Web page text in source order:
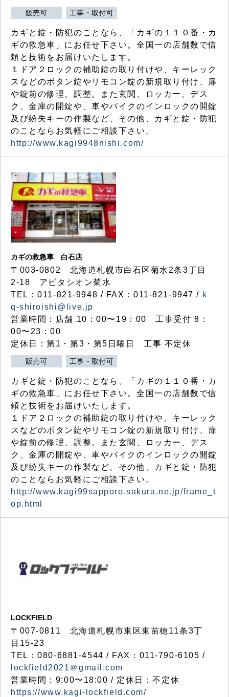
販売可 工事・取付可
カギと錠・防犯のことなら、「カギの１１０番・カ
ギの救急車」にお任せ下さい。全国一の店舗数で信
頼と技術をお届けいたします。
１ドア２ロックの補助錠の取り付けや、キーレック
スなどのボタン錠やリモコン錠の新規取り付け、扉
や錠前の修理、調整。また玄関、ロッカー、デス
ク、金庫の開錠や、車やバイクのインロックの開錠
及び紛失キーの作製など、その他、カギと錠・防犯
のことならお気軽にご相談下さい。
http://www.kagi9948nishi.com/
カギの救急車 白石店
〒003-0802 北海道札幌市白石区菊水2条3丁目
2-18 アビタシオン菊水
TEL：011-821-9948 / FAX：011-821-9947 / k
q-shiroishi@live.jp
営業時間：店舗 10：00〜19：00 工事受付 8：
00〜23：00
定休日：第1・第3・第5日曜日 工事 不定休
販売可 工事・取付可
カギと錠・防犯のことなら、「カギの１１０番・カ
ギの救急車」にお任せ下さい。全国一の店舗数で信
頼と技術をお届けいたします。
１ドア２ロックの補助錠の取り付けや、キーレック
スなどのボタン錠やリモコン錠の新規取り付け、扉
や錠前の修理、調整。また玄関、ロッカー、デス
ク、金庫の開錠や、車やバイクのインロックの開錠
及び紛失キーの作製など、その他、カギと錠・防犯
のことならお気軽にご相談下さい。
http://www.kagi99sapporo.sakura.ne.jp/frame_t
op.html
LOCKFIELD
〒007-0811 北海道札幌市東区東苗穂11条3丁
目15-23
TEL：080-6881-4544 / FAX：011-790-6105 /
lockfield2021＠gmail.com
営業時間：9:00〜18:00 / 定休日：不定休
https://www.kagi-lockfield.com/